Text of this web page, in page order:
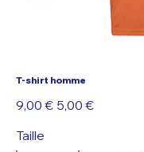
T-shirt homme
Prix
d’origine
9,00 € Prix
promotionnel
5,00 €
Taille